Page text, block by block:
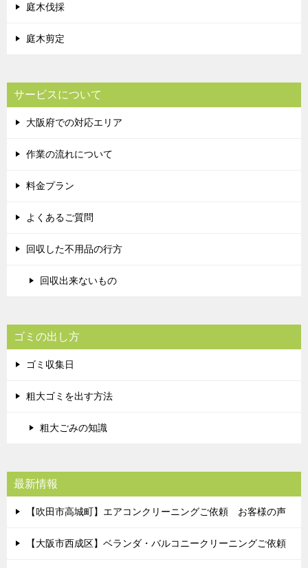
庭木伐採
庭木剪定
サービスについて
大阪府での対応エリア
作業の流れについて
料金プラン
よくあるご質問
回収した不用品の行方
回収出来ないもの
ゴミの出し方
ゴミ収集日
粗大ゴミを出す方法
粗大ごみの知識
最新情報
【吹田市高城町】エアコンクリーニングご依頼 お客様の声
【大阪市西成区】ベランダ・バルコニークリーニングご依頼